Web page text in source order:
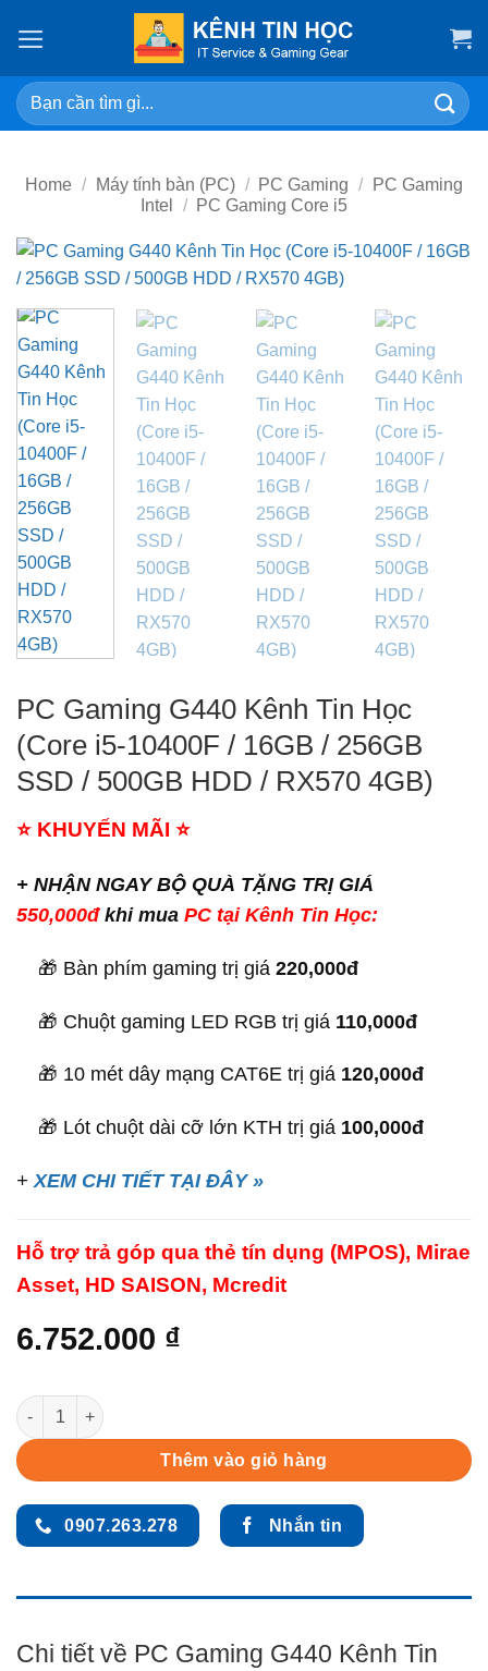
Search
for:
Home / Máy tính bàn (PC) / PC Gaming /
PC Gaming
Intel
/ PC Gaming Core i5
PC Gaming G440 Kênh Tin Học
(Core i5-10400F / 16GB / 256GB
SSD / 500GB HDD / RX570 4GB)
⭐ KHUYẾN MÃI ⭐
+ NHẬN NGAY BỘ QUÀ TẶNG TRỊ GIÁ
550,000đ khi mua PC tại Kênh Tin Học:
🎁 Bàn phím gaming trị giá 220,000đ
🎁 Chuột gaming LED RGB trị giá 110,000đ
🎁 10 mét dây mạng CAT6E trị giá 120,000đ
🎁 Lót chuột dài cỡ lớn KTH trị giá 100,000đ
+ XEM CHI TIẾT TẠI ĐÂY »
Hỗ trợ trả góp qua thẻ tín dụng (MPOS), Mirae
Asset, HD SAISON, Mcredit
6.752.000 ₫
PC Gaming G440 Kênh Tin Học (Core i5-10400F / 16GB /
Thêm vào giỏ hàng
0907.263.278 Nhắn tin
Chi tiết về PC Gaming G440 Kênh Tin